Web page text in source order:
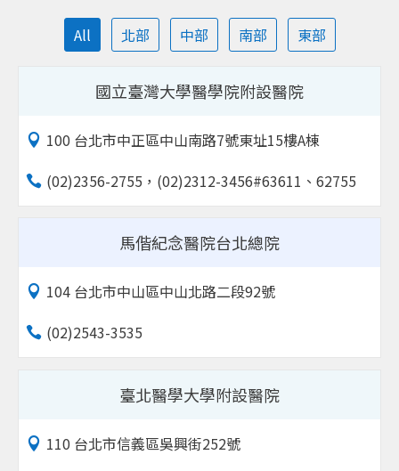
All 北部 中部 南部 東部
國立臺灣大學醫學院附設醫院
100 台北市中正區中山南路7號東址15樓A棟
(02)2356-2755，(02)2312-3456#63611、62755
馬偕紀念醫院台北總院
104 台北市中山區中山北路二段92號
(02)2543-3535
臺北醫學大學附設醫院
110 台北市信義區吳興街252號